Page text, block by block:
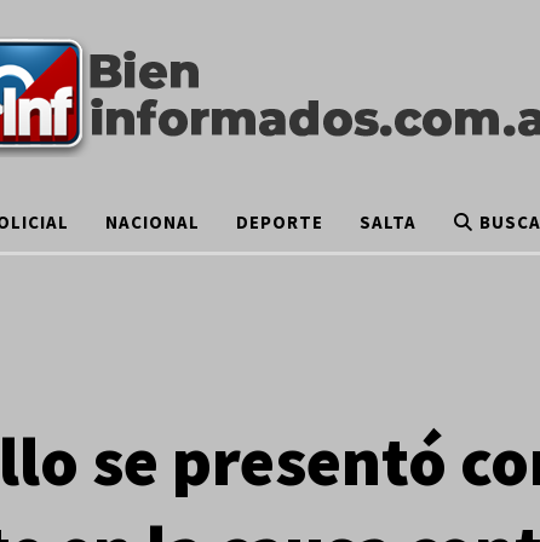
NACIONAL DEPORTE SALTA
se presentó